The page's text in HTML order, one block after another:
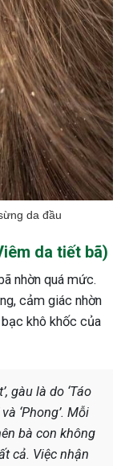
da đầu
da tiết bã)
nhờn quá mức.
cảm giác nhờn
khô khốc của
gàu là do ‘Táo
‘Phong’. Mỗi
bà con không
cả. Việc nhận